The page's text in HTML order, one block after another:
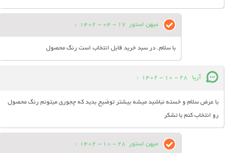
میهن استور 17 - 04 - 1402
:
با سلام. در سبد خرید قابل انتخاب است رنگ محصول
آریا 28 - 10 - 1402
:
با عرض سلام و خسته نباشید میشه بیشتر توضیح بدید که چجوری میتونم رنگ محصول
رو انتخاب کنم با تشکر
میهن استور 28 - 10 - 1402
: